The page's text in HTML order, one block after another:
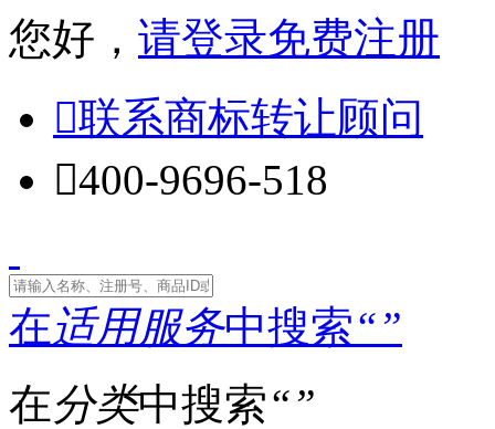
您好， 请登录免费注册
联系商标转让顾问
400-9696-518
在适用服务中搜索“”
在分类中搜索“”